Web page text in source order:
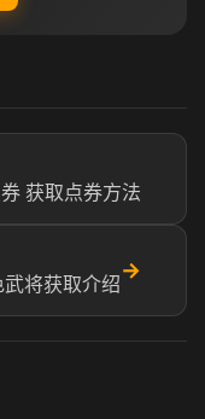
获取点券方法
将获取介绍
→